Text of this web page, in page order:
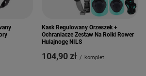
Kask Regulowany Orzeszek +
Ochraniacze Zestaw Na Rolki Rower
Hulajnogę NILS
104,90 zł / komplet